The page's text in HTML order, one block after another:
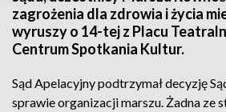
zagrożenia dla zdrowia i życia
wyruszy o 14-tej z Placu
Centrum Spotkania Kultur.
Sąd Apelacyjny podtrzymał decyzję
sprawie organizacji marszu. Żadna ze